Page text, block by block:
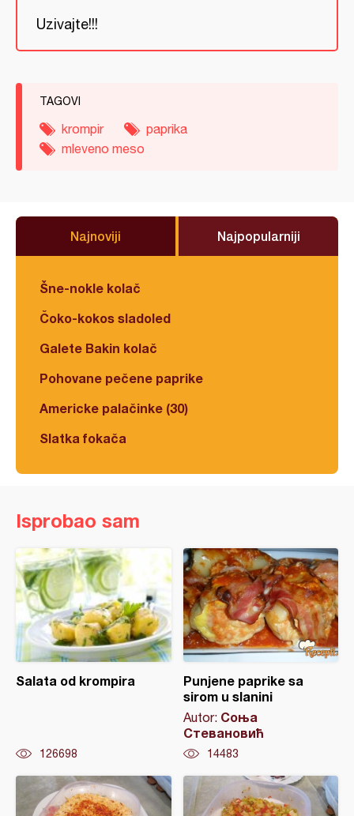
Uzivajte!!!
TAGOVI
krompir
paprika
mleveno meso
Najnoviji Najpopularniji
Šne-nokle kolač
Čoko-kokos sladoled
Galete Bakin kolač
Pohovane pečene paprike
Americke palačinke (30)
Slatka fokača
Isprobao sam
Salata od krompira
126698
Punjene paprike sa
sirom u slanini
Autor: Соња
Стевановић
14483